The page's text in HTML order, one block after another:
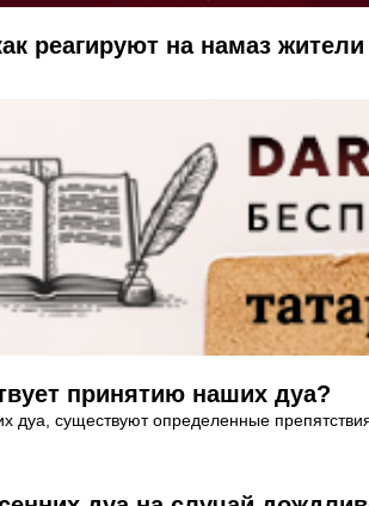
реагируют на намаз
принятию наших дуа?
дуа, существуют определенные